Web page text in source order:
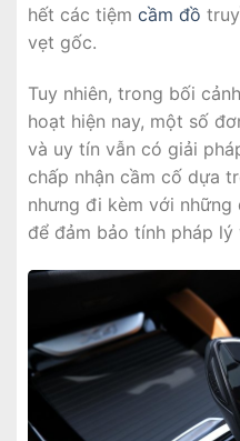
hết các tiệm cầm đồ
vẹt gốc.
Tuy nhiên, trong bối
hoạt hiện nay, một số
và uy tín vẫn có giải
chấp nhận cầm cố dựa
nhưng đi kèm với những
để đảm bảo tính pháp